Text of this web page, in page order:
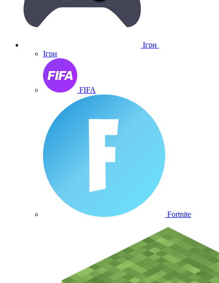
Ігри
Ігри
FIFA
Fortnite